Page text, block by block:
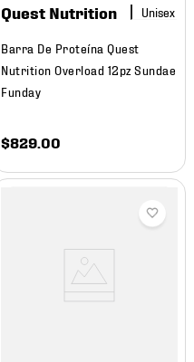
Quest Nutrition
Barra De Proteína Quest
Nutrition Overload 12pz Sundae
Funday
$829 .00